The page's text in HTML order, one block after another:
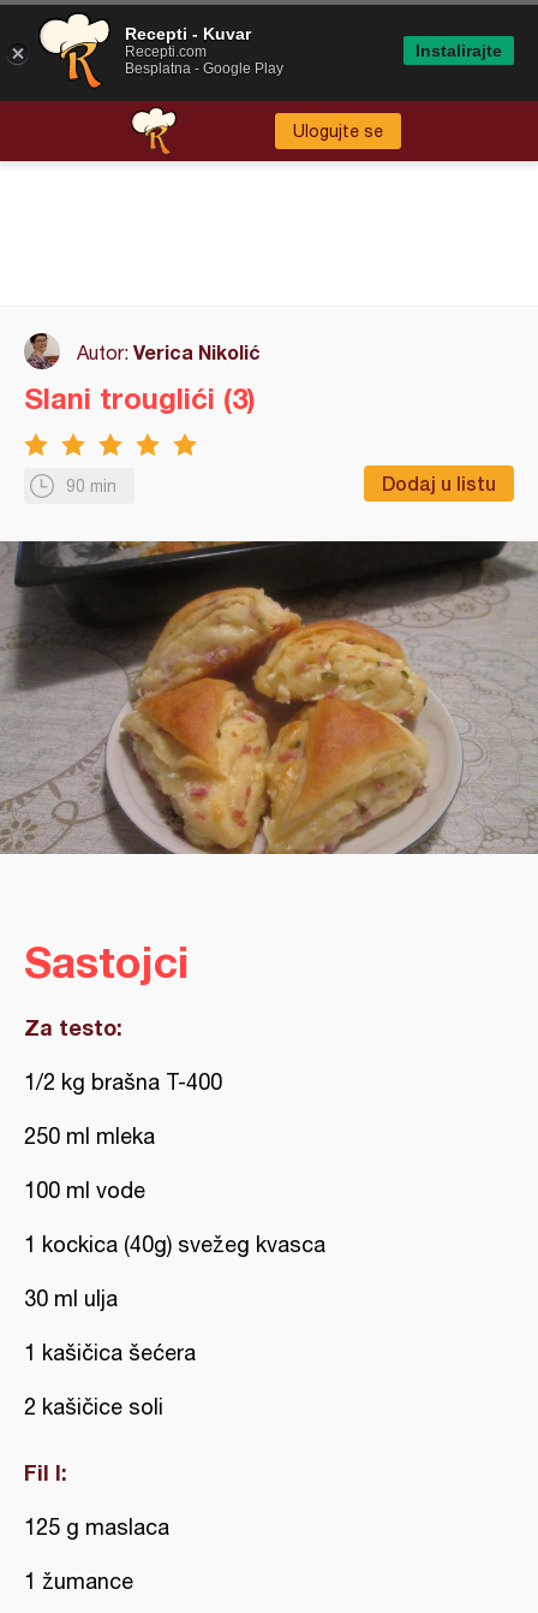
Ulogujte se
Autor: Verica Nikolić
90 min Dodaj u listu
Slani trouglići (3)
Sastojci
Za testo:
1/2 kg brašna T-400
250 ml mleka
100 ml vode
1 kockica (40g) svežeg kvasca
30 ml ulja
1 kašičica šećera
2 kašičice soli
Fil I:
125 g maslaca
1 žumance
Recepti - Kuvar
Recepti.com
Besplatna - Google Play
Instalirajte